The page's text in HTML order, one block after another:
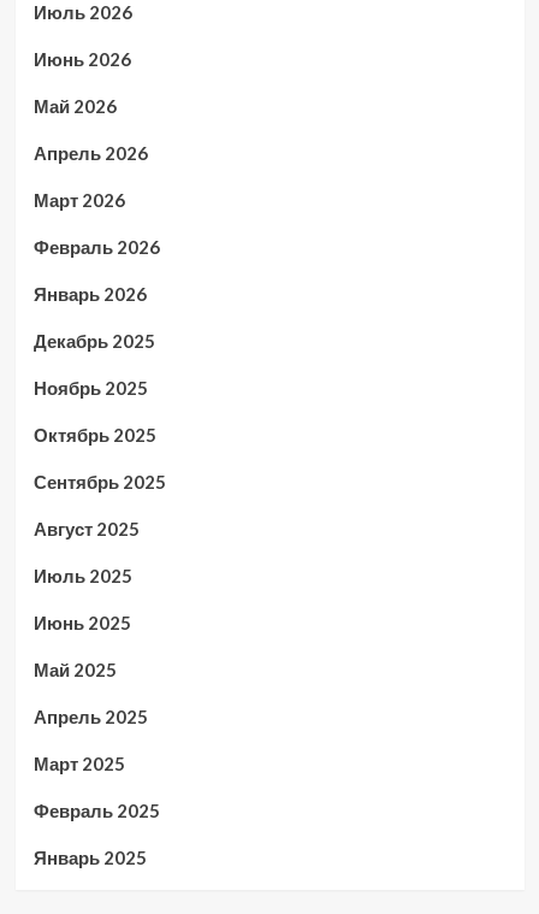
Июль 2026
Июнь 2026
Май 2026
Апрель 2026
Март 2026
Февраль 2026
Январь 2026
Декабрь 2025
Ноябрь 2025
Октябрь 2025
Сентябрь 2025
Август 2025
Июль 2025
Июнь 2025
Май 2025
Апрель 2025
Март 2025
Февраль 2025
Январь 2025